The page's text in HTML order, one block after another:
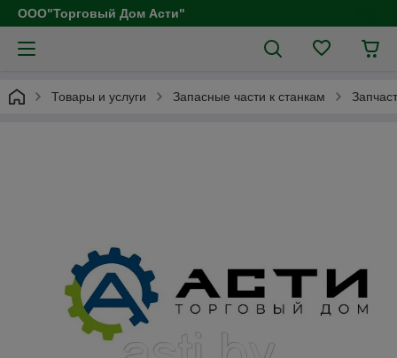
ООО"Торговый Дом Асти"
Товары и услуги Запасные части к станкам